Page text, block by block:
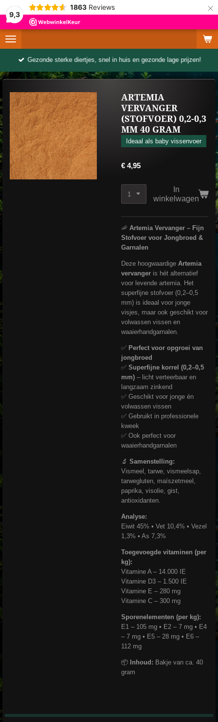
9,3
1863 Reviews ×
Gezonde sterke diertjes, snel in huis en gezonde lage prijzen!
ARTEMIA
VERVANGER
(STOFVOER) 0,2-0,3
MM 40 GRAM
Ideaal als baby vissenvoer
€ 4,95
In
winkelwagen
🦐 Artemia Vervanger – Fijn
Stofvoer voor Jongbroed &
Garnalen
Deze hoogwaardige Artemia
vervanger is hét alternatief
voor levende artemia. Het
superfijne stofvoer (0,2–0,5
mm) is ideaal voor jonge
visjes, maar ook geschikt voor
volwassen vissen en
waaierhandgarnalen.
✅ Perfect voor opgroei van
jongbroed
✅ Superfijne korrel (0,2–0,5
mm) – licht verteerbaar en
langzaam zinkend
✅ Geschikt voor jonge én
volwassen vissen
✅ Gebruikt in professionele
kweek
✅ Ook perfect voor
waaierhandgarnalen
🔬 Samenstelling:
Vismeel, tarwe, vismeelsap,
tarwegluten, maïszetmeel,
paprika, visolie, gist,
antioxidanten.
Analyse:
Eiwit 45% • Vet 10,4% • Vezel
1,3% • As 7,3%
Toegevoegde vitaminen (per
kg):
Vitamine A – 14.000 IE
Vitamine D3 – 1.500 IE
Vitamine E – 280 mg
Vitamine C – 300 mg
Sporenelementen (per kg):
E1 – 105 mg • E2 – 7 mg • E4
– 7 mg • E5 – 28 mg • E6 –
112 mg
📦 Inhoud: Bakje van ca. 40
gram